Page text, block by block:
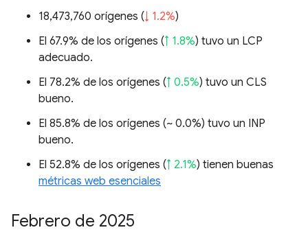
18,473,760 orígenes (↓ 1.2%)
El 67.9% de los orígenes (↑ 1.8%) tuvo un LCP
adecuado.
El 78.2% de los orígenes (↑ 0.5%) tuvo un CLS
bueno.
El 85.8% de los orígenes (~ 0.0%) tuvo un INP
bueno.
El 52.8% de los orígenes (↑ 2.1%) tienen buenas
métricas web esenciales
Febrero de 2025